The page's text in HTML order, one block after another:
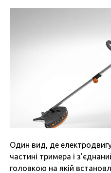
Один вид, де
частині тримера і
головкою на якій